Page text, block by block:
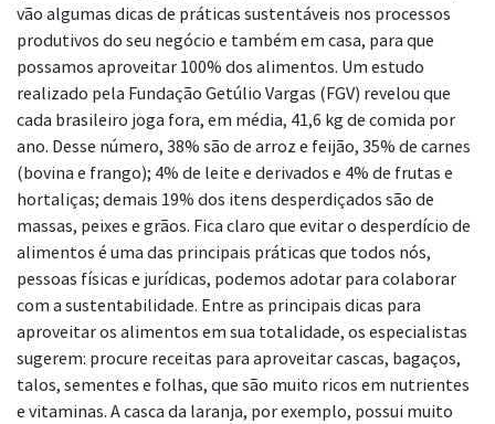
vão algumas dicas de práticas sustentáveis nos processos
produtivos do seu negócio e também em casa, para que
possamos aproveitar 100% dos alimentos. Um estudo
realizado pela Fundação Getúlio Vargas (FGV) revelou que
cada brasileiro joga fora, em média, 41,6 kg de comida por
ano. Desse número, 38% são de arroz e feijão, 35% de carnes
(bovina e frango); 4% de leite e derivados e 4% de frutas e
hortaliças; demais 19% dos itens desperdiçados são de
massas, peixes e grãos. Fica claro que evitar o desperdício de
alimentos é uma das principais práticas que todos nós,
pessoas físicas e jurídicas, podemos adotar para colaborar
com a sustentabilidade. Entre as principais dicas para
aproveitar os alimentos em sua totalidade, os especialistas
sugerem: procure receitas para aproveitar cascas, bagaços,
talos, sementes e folhas, que são muito ricos em nutrientes
e vitaminas. A casca da laranja, por exemplo, possui muito